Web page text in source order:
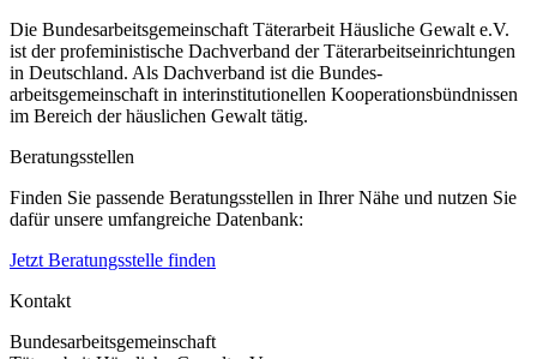
Die Bundesarbeitsgemeinschaft Täterarbeit Häusliche Gewalt e.V.
ist der profeministische Dachverband der Täterarbeitseinrichtungen
in Deutschland. Als Dachverband ist die Bundes-
arbeitsgemeinschaft in interinstitutionellen Kooperationsbündnissen
im Bereich der häuslichen Gewalt tätig.
Beratungsstellen
Finden Sie passende Beratungsstellen in Ihrer Nähe und nutzen Sie
dafür unsere umfangreiche Datenbank:
Jetzt Beratungsstelle finden
Kontakt
Bundesarbeitsgemeinschaft